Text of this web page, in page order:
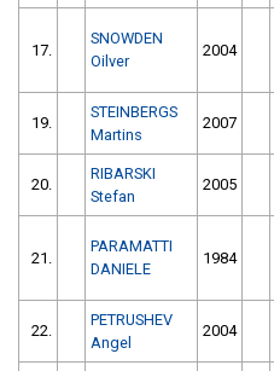
17.
SNOWDEN
Oilver
2004
19.
STEINBERGS
Martins
2007
20.
RIBARSKI
Stefan
2005
21.
PARAMATTI
DANIELE
1984
22.
PETRUSHEV
Angel
2004